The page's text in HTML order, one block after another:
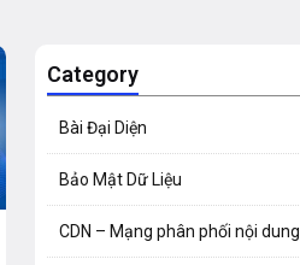
Category
Bài Đại Diện
Bảo Mật Dữ Liệu
CDN – Mạng phân phối nội dung